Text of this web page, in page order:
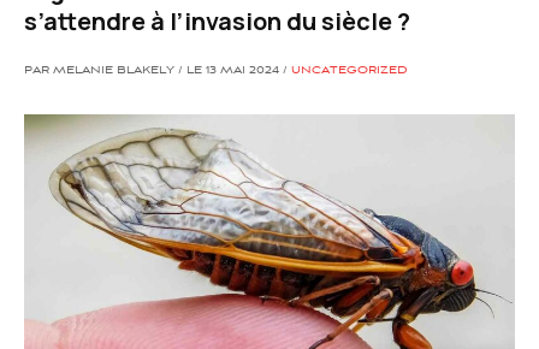
s’attendre à l’invasion du siècle ?
PAR MELANIE BLAKELY / LE 13 MAI 2024 / UNCATEGORIZED